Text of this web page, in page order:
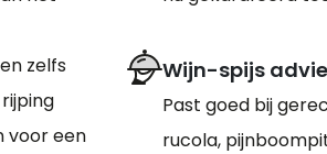
zelfs
voor een
Wijn-spijs
Past goed bij
rucola,